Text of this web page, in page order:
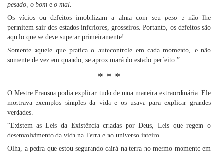
pesado, o bom e o mal.
Os vícios ou defeitos imobilizam a alma com seu pesoe não lhe
permitem sair dos estados inferiores, grosseiros. Portanto, os defeitos são
aquilo que se deve superar primeiramente!
Somente aquele que pratica o autocontrole em cada momento, e não
somente de vez em quando, se aproximará do estado perfeito.”
* * *
O Mestre Fransua podia explicar tudo de uma maneira extraordinária. Ele
mostrava exemplos simples da vida e os usava para explicar grandes
verdades.
“Existem as Leis da Existência criadas por Deus, Leis que regem o
desenvolvimento da vida na Terra e no universo inteiro.
Olha, a pedra que estou segurando cairá na terra no mesmo momento em